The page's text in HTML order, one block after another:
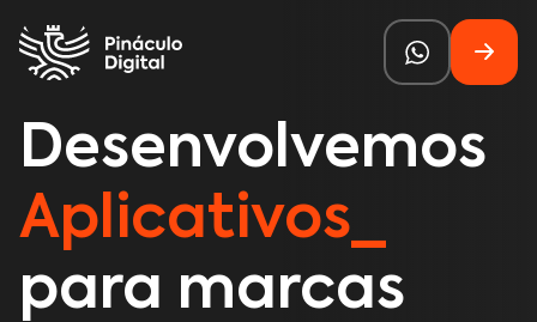
Desenvolvemos
Aplicativos
para marcas